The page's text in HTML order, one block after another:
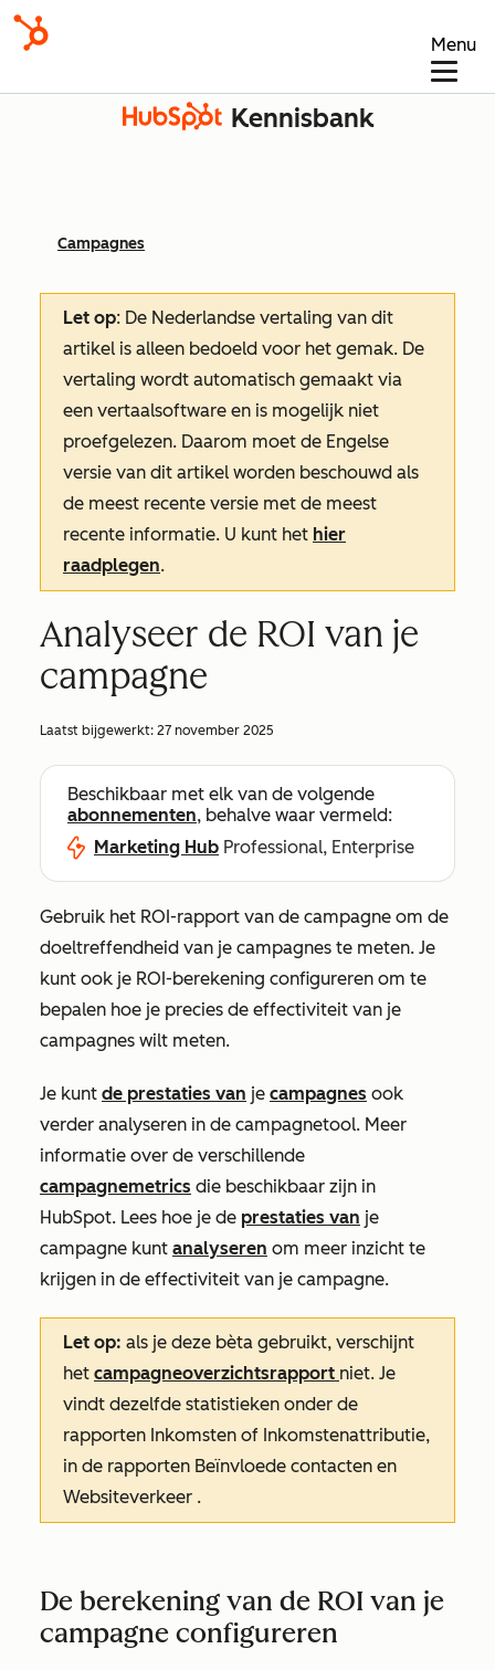
Menu
Kennisbank
Campagnes
Let op: De Nederlandse vertaling van dit
artikel is alleen bedoeld voor het gemak. De
vertaling wordt automatisch gemaakt via
een vertaalsoftware en is mogelijk niet
proefgelezen. Daarom moet de Engelse
versie van dit artikel worden beschouwd als
de meest recente versie met de meest
recente informatie. U kunt het hier
raadplegen.
Analyseer de ROI van je
campagne
Laatst bijgewerkt: 27 november 2025
Beschikbaar met elk van de volgende
abonnementen, behalve waar vermeld:
Marketing Hub Professional, Enterprise
Gebruik het ROI-rapport van de campagne om de
doeltreffendheid van je campagnes te meten. Je
kunt ook je ROI-berekening configureren om te
bepalen hoe je precies de effectiviteit van je
campagnes wilt meten.
Je kunt de prestaties van je campagnes ook
verder analyseren in de campagnetool. Meer
informatie over de verschillende
campagnemetrics die beschikbaar zijn in
HubSpot. Lees hoe je de prestaties van je
campagne kunt analyseren om meer inzicht te
krijgen in de effectiviteit van je campagne.
Let op: als je deze bèta gebruikt, verschijnt
het campagneoverzichtsrapport niet. Je
vindt dezelfde statistieken onder de
rapporten Inkomsten of Inkomstenattributie,
in de rapporten Beïnvloede contacten en
Websiteverkeer .
De berekening van de ROI van je
campagne configureren